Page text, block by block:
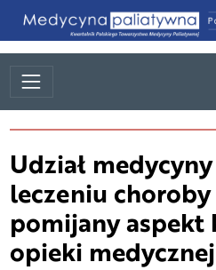
Udział
leczeniu
pomijany aspekt
opieki medycznej